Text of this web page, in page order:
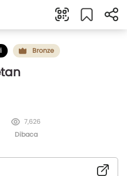
Bronze
7,626
Dibaca